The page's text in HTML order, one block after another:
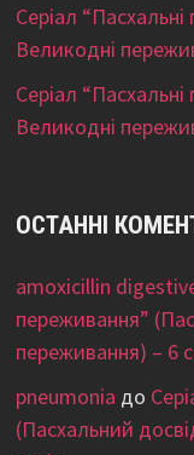
Серіал
Великодні
Серіал
Великодні
ОСТАННІ
amoxicillin
переживання”
переживання) – 6
pneumonia до
(Пасхальний